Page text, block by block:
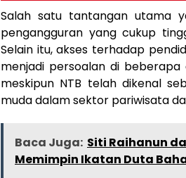
Salah satu tantangan utama
pengangguran yang cukup
Selain itu, akses terhadap
menjadi persoalan di
meskipun NTB telah dikenal
muda dalam sektor pariwisata
Baca Juga: Siti Raihanun
Memimpin Ikatan Duta